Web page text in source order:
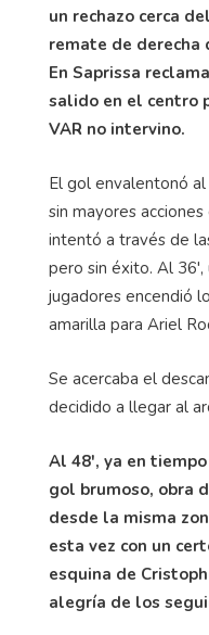
un rechazo cerca
remate de derecha
En Saprissa
salido en el centro
VAR no intervino.
El gol envalentonó
sin mayores
intentó a través de
pero sin éxito. Al
jugadores encendió
amarilla para Ariel
Se acercaba el
decidido a llegar al
Al 48', ya en
gol brumoso, obra
desde la misma
esta vez con un
esquina de
alegría de los